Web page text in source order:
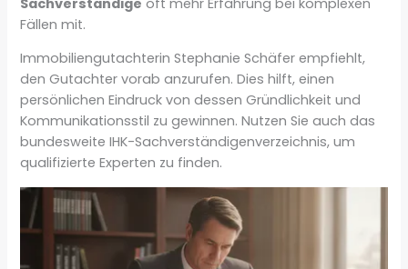
Fällen mit.
Immobiliengutachterin Stephanie Schäfer empfiehlt,
den Gutachter vorab anzurufen. Dies hilft, einen
persönlichen Eindruck von dessen Gründlichkeit und
Kommunikationsstil zu gewinnen. Nutzen Sie auch das
bundesweite IHK-Sachverständigenverzeichnis, um
qualifizierte Experten zu finden.